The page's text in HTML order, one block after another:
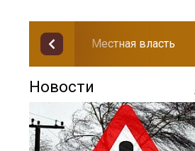
Местная власть
Новости